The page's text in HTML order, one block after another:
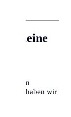
und
haben wir